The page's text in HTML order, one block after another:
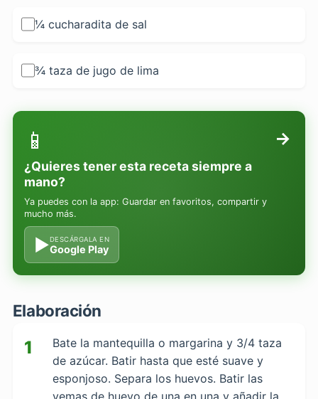
¼ cucharadita de sal
¾ taza de jugo de lima
📱
¿Quieres tener esta receta siempre a
mano?
Ya puedes con la app: Guardar en favoritos, compartir y
mucho más.
▶DESCÁRGALA EN
Google Play
→
Elaboración
1
Bate la mantequilla o margarina y 3/4 taza
de azúcar. Batir hasta que esté suave y
esponjoso. Separa los huevos. Batir las